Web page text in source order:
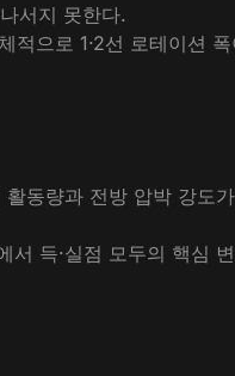
서지 못한다.
으로 1·2선 로테이션
동량과 전방 압박 강도
득·실점 모두의 핵심